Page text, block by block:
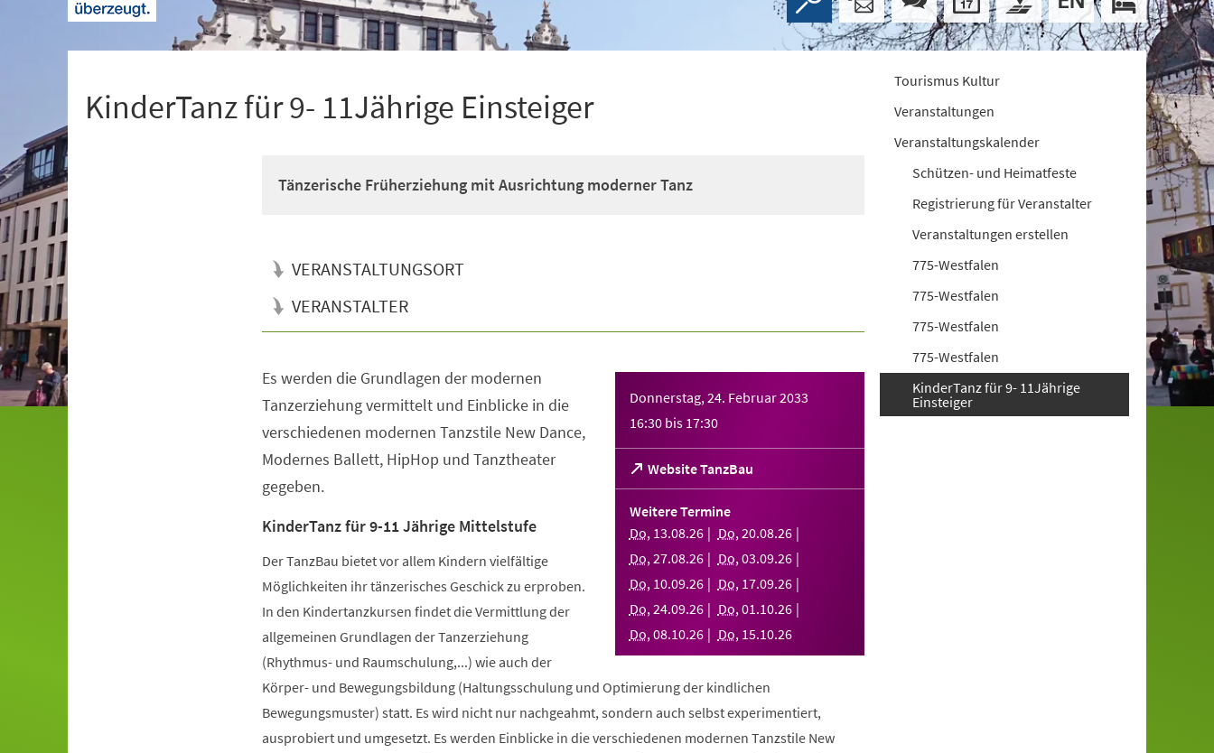
KinderTanz für 9- 11Jährige Einsteiger
Tänzerische Früherziehung mit Ausrichtung moderner Tanz
VERANSTALTUNGSORT
VERANSTALTER
Donnerstag, 24. Februar 2033
16:30 bis 17:30
Website TanzBau
(Öffnet
in
einem
Tab)
Weitere Termine
Do, 13.08.26 Do,20.08.26
Do,27.08.26 Do,03.09.26
Do, 10.09.26 Do, 17.09.26
Do,24.09.26 Do,01.10.26
Do,08.10.26 Do, 15.10.26
Es werden die Grundlagen der modernen
Tanzerziehung vermittelt und Einblicke in die
verschiedenen modernen Tanzstile New Dance,
Modernes Ballett, HipHop und Tanztheater
gegeben.
KinderTanz für 9-11 Jährige Mittelstufe
Der TanzBau bietet vor allem Kindern vielfältige
Möglichkeiten ihr tänzerisches Geschick zu erproben.
In den Kindertanzkursen findet die Vermittlung der
allgemeinen Grundlagen der Tanzerziehung
(Rhythmus- und Raumschulung,...) wie auch der
Körper- und Bewegungsbildung (Haltungsschulung und Optimierung der kindlichen
Bewegungsmuster) statt. Es wird nicht nur nachgeahmt, sondern auch selbst experimentiert,
ausprobiert und umgesetzt. Es werden Einblicke in die verschiedenen modernen Tanzstile New
Tourismus Kultur
Veranstaltungen
Veranstaltungskalender
Schützen- und Heimatfeste
Registrierung für Veranstalter
Veranstaltungen erstellen
775-Westfalen
775-Westfalen
775-Westfalen
775-Westfalen
KinderTanz für 9- 11Jährige
Einsteiger